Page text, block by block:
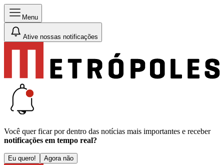
Menu
Ative nossas notificações
Você quer ficar por dentro das notícias mais importantes e receber
notificações em tempo real?
Eu quero! Agora não